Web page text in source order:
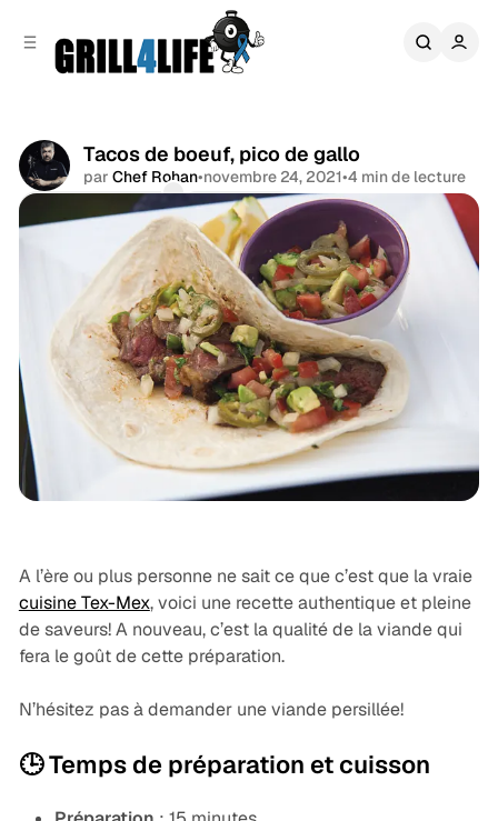
Tacos de boeuf, pico de gallo
par Chef Rohan•novembre 24, 2021•4 min de lecture
Commentaires
Partager
Boeuf & Veau Recettes Tex-Mex
A l’ère ou plus personne ne sait ce que c’est que la vraie
cuisine Tex-Mex, voici une recette authentique et pleine
de saveurs! A nouveau, c’est la qualité de la viande qui
fera le goût de cette préparation.
N’hésitez pas à demander une viande persillée!
🕒 Temps de préparation et cuisson